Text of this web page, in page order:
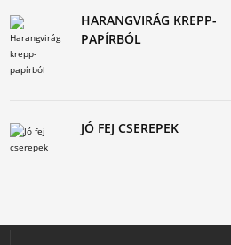
HARANGVIRÁG KREPP-
PAPÍRBÓL
JÓ FEJ CSEREPEK